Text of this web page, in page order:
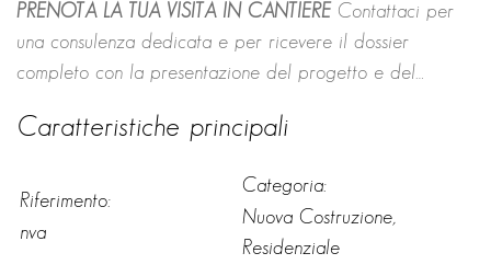
PRENOTA LA TUA VISITA IN CANTIEREContattaci per
una consulenza dedicata e per ricevere il dossier
completo con la presentazione del progetto e del
Caratteristiche principali
Riferimento:
nva
Categoria:
Nuova Costruzione,
Residenziale